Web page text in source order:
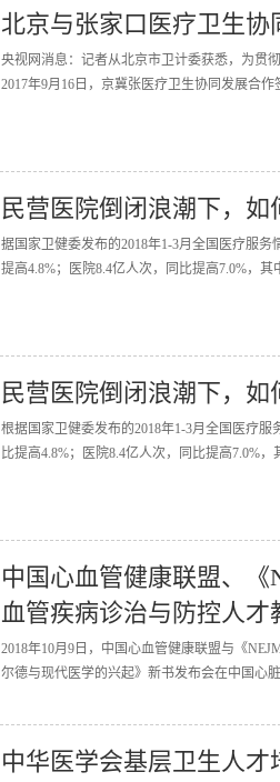
北京与张家口医疗卫生协
央视网消息：记者从北京市卫计委获悉，为贯
2017年9月16日，京冀张医疗卫生协同发展合
民营医院倒闭浪潮下，
据国家卫健委发布的2018年1-3月全国医疗服
提高4.8%；医院8.4亿人次，同比提高7.0%，
民营医院倒闭浪潮下，
根据国家卫健委发布的2018年1-3月全国医疗
比提高4.8%；医院8.4亿人次，同比提高7.0%
中国心血管健康联盟、
血管疾病诊治与防控人才
2018年10月9日，中国心血管健康联盟与《
尔德与现代医学的兴起》新书发布会在中国心
中华医学会基层卫生人